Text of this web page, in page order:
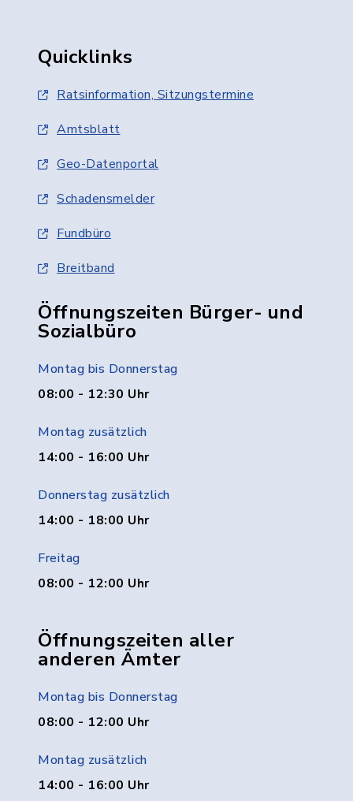
Quicklinks
Ratsinformation, Sitzungstermine
Amtsblatt
Geo-Datenportal
Schadensmelder
Fundbüro
Breitband
Öffnungszeiten Bürger- und
Sozialbüro
Montag bis Donnerstag
08:00 - 12:30 Uhr
Montag zusätzlich
14:00 - 16:00 Uhr
Donnerstag zusätzlich
14:00 - 18:00 Uhr
Freitag
08:00 - 12:00 Uhr
Öffnungszeiten aller
anderen Ämter
Montag bis Donnerstag
08:00 - 12:00 Uhr
Montag zusätzlich
14:00 - 16:00 Uhr